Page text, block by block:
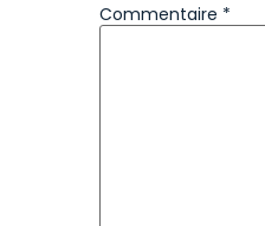
Commentaire *